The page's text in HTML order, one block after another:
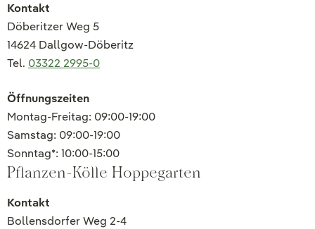
Kontakt
Döberitzer Weg 5
14624 Dallgow-Döberitz
Tel. 03322 2995-0
Öffnungszeiten
Montag-Freitag: 09:00-19:00
Samstag: 09:00-19:00
Sonntag*: 10:00-15:00
Pflanzen-Kölle Hoppegarten
Kontakt
Bollensdorfer Weg 2-4